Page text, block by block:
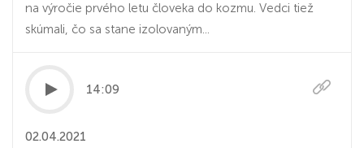
na výročie prvého letu človeka do kozmu. Vedci tiež
skúmali, čo sa stane izolovaným...
14:09
02.04.2021